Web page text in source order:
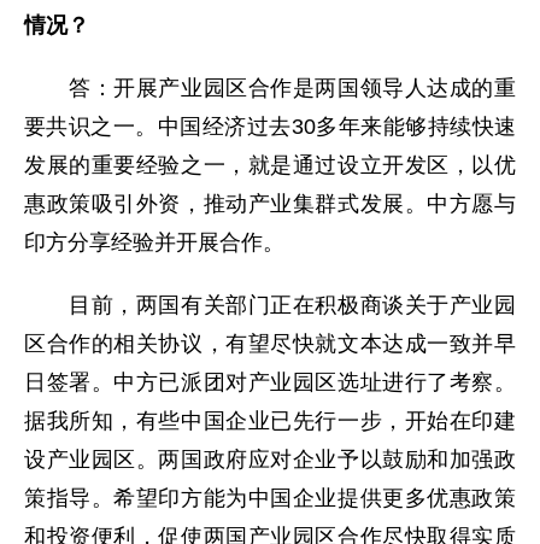
情况？
答：开展产业园区合作是两国领导人达成的重
要共识之一。中国经济过去30多年来能够持续快速
发展的重要经验之一，就是通过设立开发区，以优
惠政策吸引外资，推动产业集群式发展。中方愿与
印方分享经验并开展合作。
目前，两国有关部门正在积极商谈关于产业园
区合作的相关协议，有望尽快就文本达成一致并早
日签署。中方已派团对产业园区选址进行了考察。
据我所知，有些中国企业已先行一步，开始在印建
设产业园区。两国政府应对企业予以鼓励和加强政
策指导。希望印方能为中国企业提供更多优惠政策
和投资便利，促使两国产业园区合作尽快取得实质